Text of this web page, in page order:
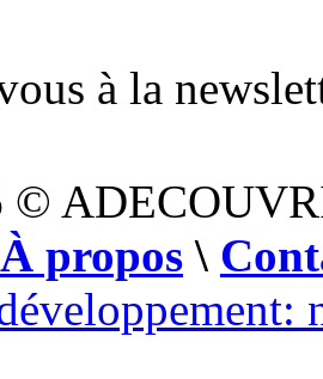
à la
©
À propos \